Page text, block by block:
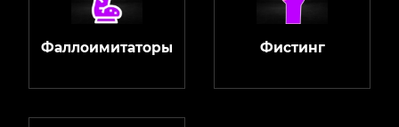
Фаллоимитаторы Фистинг